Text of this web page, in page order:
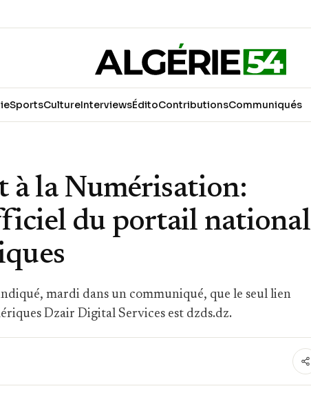
SportsCultureInterviewsÉditoContributionsCommuniqués
à la Numérisation:
du portail national
mardi dans un communiqué, que le seul lien
Dzair Digital Services est dzds.dz.